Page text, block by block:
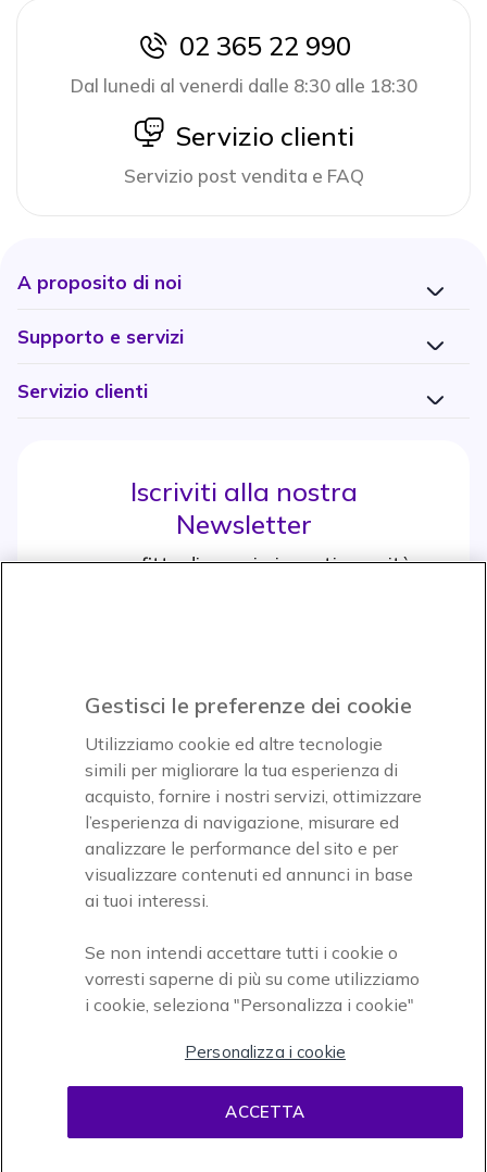
icon
02 365 22 990
Dal lunedi al venerdi dalle 8:30 alle 18:30
icon
Servizio clienti
Servizio post vendita e FAQ
A proposito di noi
Supporto e servizi
Servizio clienti
Iscriviti alla nostra
Newsletter
e approfitta di maggiori sconti e novità
Icon
Icon
Paga facilmente ed in assoluta sicurezza
Accettiamo
Gestisci le preferenze dei cookie
Utilizziamo cookie ed altre tecnologie
simili per migliorare la tua esperienza di
acquisto, fornire i nostri servizi, ottimizzare
l’esperienza di navigazione, misurare ed
analizzare le performance del sito e per
visualizzare contenuti ed annunci in base
ai tuoi interessi.
Se non intendi accettare tutti i cookie o
vorresti saperne di più su come utilizziamo
i cookie, seleziona "Personalizza i cookie"
Personalizza i cookie
ACCETTA